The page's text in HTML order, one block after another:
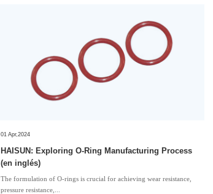
01 Apr,2024
HAISUN: Exploring O-Ring Manufacturing Process
(en inglés)
​The formulation of O-rings is crucial for achieving wear resistance,
pressure resistance,...